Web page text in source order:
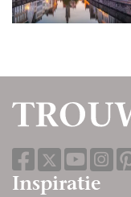
Inspiratie